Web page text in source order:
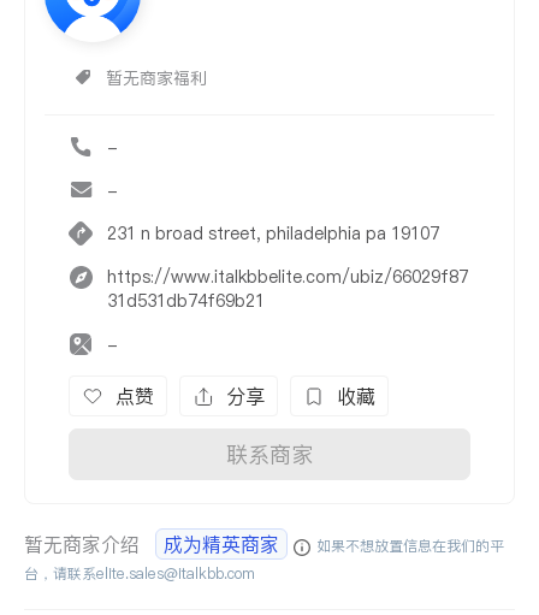
暂无商家福利
-
-
231 n broad street, philadelphia pa 19107
https://www.italkbbelite.com/ubiz/66029f87
31d531db74f69b21
-
点赞 分享 收藏
联系商家
暂无商家介绍 成为精英商家
如果不想放置信息在我们的平
台，请联系elite.sales@italkbb.com